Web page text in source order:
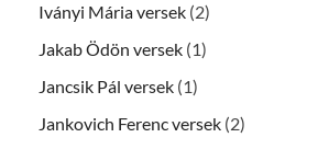
Iványi Mária versek (2)
Jakab Ödön versek (1)
Jancsik Pál versek (1)
Jankovich Ferenc versek (2)